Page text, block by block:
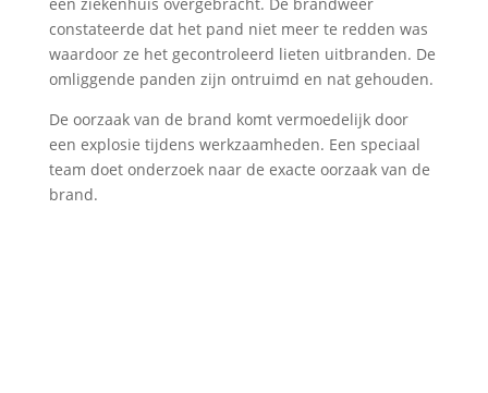
een ziekenhuis overgebracht. De brandweer
constateerde dat het pand niet meer te redden was
waardoor ze het gecontroleerd lieten uitbranden. De
omliggende panden zijn ontruimd en nat gehouden.
De oorzaak van de brand komt vermoedelijk door
een explosie tijdens werkzaamheden. Een speciaal
team doet onderzoek naar de exacte oorzaak van de
brand.